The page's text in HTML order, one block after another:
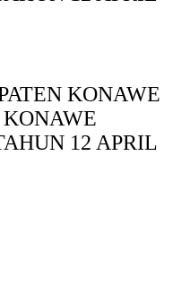
KONAWE
12 APRIL